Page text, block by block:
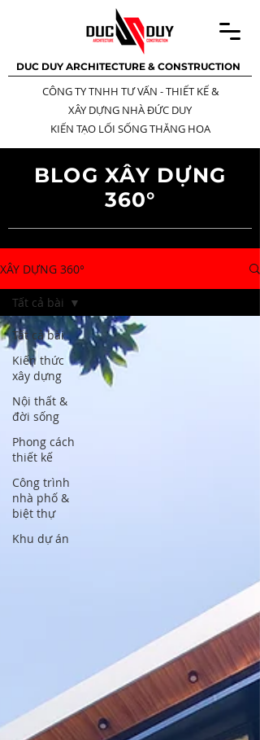
DUC DUY ARCHITECTURE & CONSTRUCTION
CÔNG TY TNHH TƯ VẤN - THIẾT KẾ&
XÂY DỰNG NHÀ ĐỨC DUY
KIẾN TẠO LỐI SỐNG THĂNG HOA
BLOG XÂY DỰNG
360°
XÂY DỰNG 360°
Tất cả bài
Kiến thức
xây dựng
Nội thất &
đời sống
Phong cách
thiết kế
Công trình
nhà phố &
biệt thự
Khu dự án
Tất cả bài